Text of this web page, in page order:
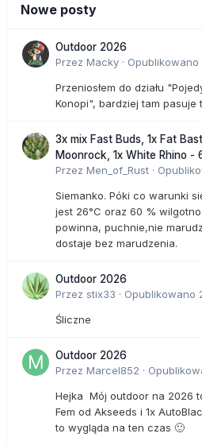
Nowe posty
Outdoor 2026
Przez Macky · Opublikowano
Przeniosłem do działu
Konopi", bardziej tam pasuje
3x mix Fast Buds, 1x Fat
Moonrock, 1x White Rhino -
Przez Men_of_Rust ·
Siemanko. Póki co warunki
jest 26°C oraz 60 %
powinna, puchnie,nie
dostaje bez marudzenia.
Outdoor 2026
Przez stix33 · Opublikowano
Śliczne
Outdoor 2026
Przez Marcel852 ·
Hejka Mój outdoor na 2026
Fem od Akseeds i 1x
to wygląda na ten czas 🙂